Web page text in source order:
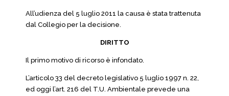
All’udienza del 5 luglio 2011 la causa è stata trattenuta
dal Collegio per la decisione.
DIRITTO
Il primo motivo di ricorso è infondato.
L’articolo 33 del decreto legislativo 5 luglio 1997 n. 22,
ed oggi l’art. 216 del T.U. Ambientale prevede una